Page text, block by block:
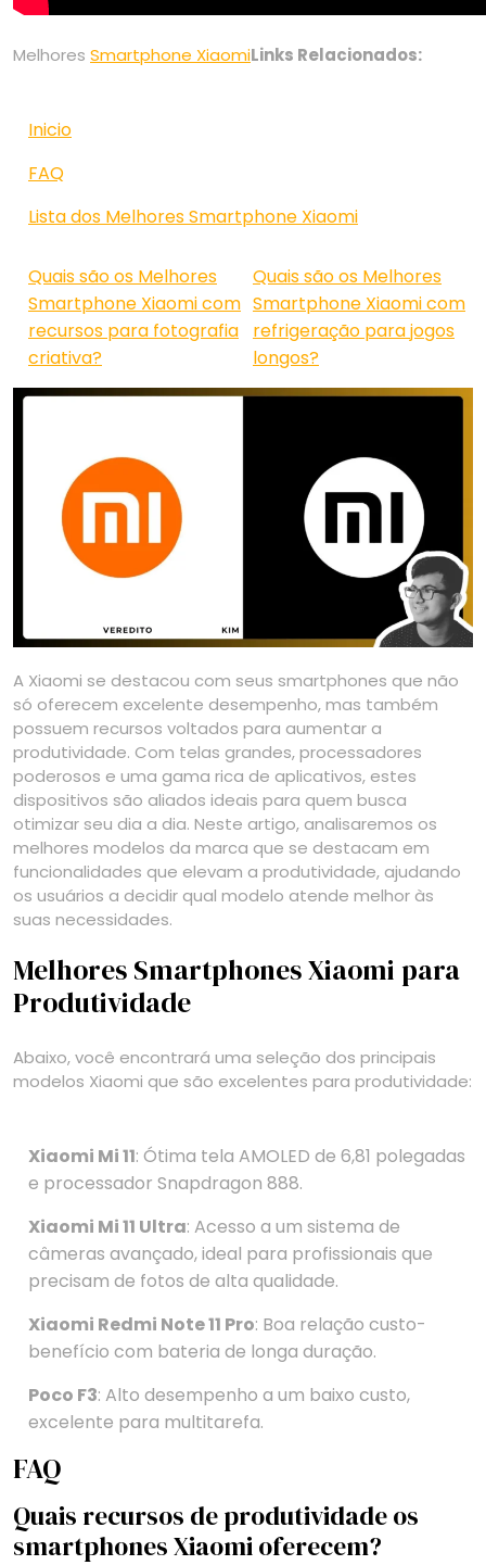
Melhores Smartphone XiaomiLinks Relacionados:
Inicio
FAQ
Lista dos Melhores Smartphone Xiaomi
Quais são os Melhores
Smartphone Xiaomi com
recursos para fotografia
criativa?
Quais são os Melhores
Smartphone Xiaomi com
refrigeração para jogos
longos?
A Xiaomi se destacou com seus smartphones que não
só oferecem excelente desempenho, mas também
possuem recursos voltados para aumentar a
produtividade. Com telas grandes, processadores
poderosos e uma gama rica de aplicativos, estes
dispositivos são aliados ideais para quem busca
otimizar seu dia a dia. Neste artigo, analisaremos os
melhores modelos da marca que se destacam em
funcionalidades que elevam a produtividade, ajudando
os usuários a decidir qual modelo atende melhor às
suas necessidades.
Melhores Smartphones Xiaomi para
Produtividade
Abaixo, você encontrará uma seleção dos principais
modelos Xiaomi que são excelentes para produtividade:
Xiaomi Mi 11: Ótima tela AMOLED de 6,81 polegadas
e processador Snapdragon 888.
Xiaomi Mi 11 Ultra: Acesso a um sistema de
câmeras avançado, ideal para profissionais que
precisam de fotos de alta qualidade.
Xiaomi Redmi Note 11 Pro: Boa relação custo-
benefício com bateria de longa duração.
Poco F3: Alto desempenho a um baixo custo,
excelente para multitarefa.
FAQ
Quais recursos de produtividade os
smartphones Xiaomi oferecem?